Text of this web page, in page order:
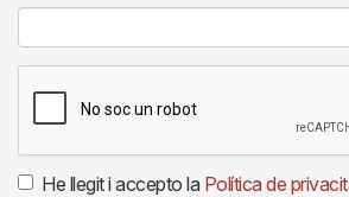
He llegit i accepto la Política de